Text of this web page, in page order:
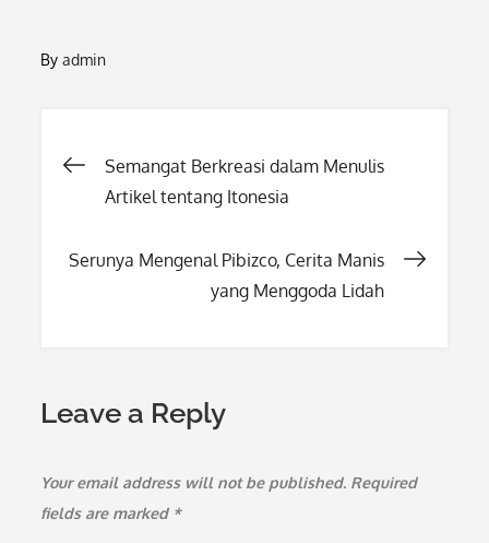
Byadmin
Post
Semangat Berkreasi dalam Menulis
Artikel tentang Itonesia
Serunya Mengenal Pibizco, Cerita Manis
yang Menggoda Lidah
Leave a Reply
Your email address will not be published. Required
fields are marked *